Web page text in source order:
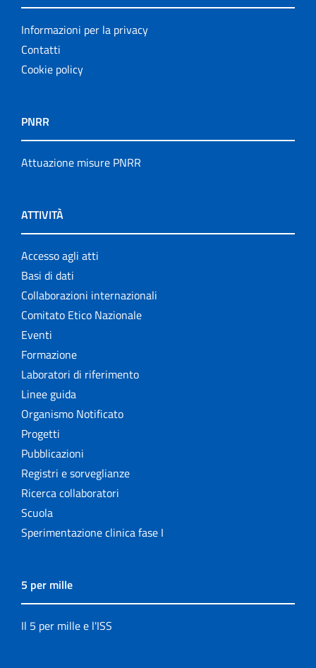
Informazioni per la privacy
Contatti
Cookie policy
PNRR
Attuazione misure PNRR
ATTIVITÀ
Accesso agli atti
Basi di dati
Collaborazioni internazionali
Comitato Etico Nazionale
Eventi
Formazione
Laboratori di riferimento
Linee guida
Organismo Notificato
Progetti
Pubblicazioni
Registri e sorveglianze
Ricerca collaboratori
Scuola
Sperimentazione clinica fase I
5 per mille
Il 5 per mille e l'ISS